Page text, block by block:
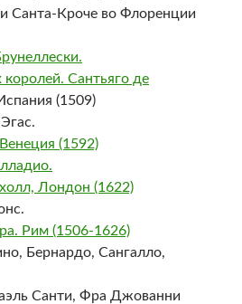
Санта-Кроче во Флоренции
Сантьяго де
(1509)
(1592)
Лондон (1622)
Рим (1506-1626)
Бернардо, Сангалло,
Санти, Фра Джованни